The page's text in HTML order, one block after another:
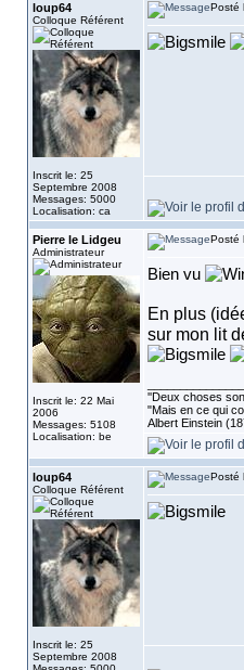
loup64
Colloque Référent
Inscrit le: 25
Septembre 2008
Messages: 5000
Localisation: ca
Posté
Pierre le Lidgeu
Administrateur
Inscrit le: 22 Mai
2006
Messages: 5108
Localisation: be
Posté
Bien vu
En plus
sur mon lit
''Deux choses
"Mais en ce qui
Albert Einstein
loup64
Colloque Référent
Inscrit le: 25
Septembre 2008
Posté